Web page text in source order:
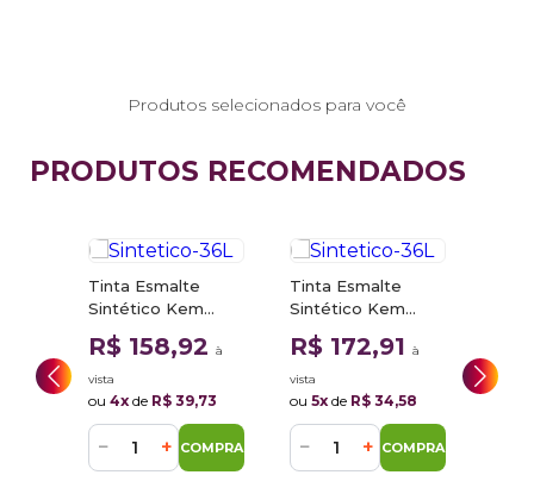
Produtos selecionados para você
PRODUTOS RECOMENDADOS
Tinta Esmalte
Sintético Kem
Transport Azul Del
Rey VW 76 3,6L
Sherwin Williams
R$ 158,92 à
vista
ou 4x de R$ 39,73
− + COMPRAR
Tinta Esmalte
Sintético Kem
Transport
Vermelho Bonanza
GM 3,6L Sherwin
Williams
R$ 172,91 à
vista
ou 5x de R$ 34,58
− + COMPRAR
R$